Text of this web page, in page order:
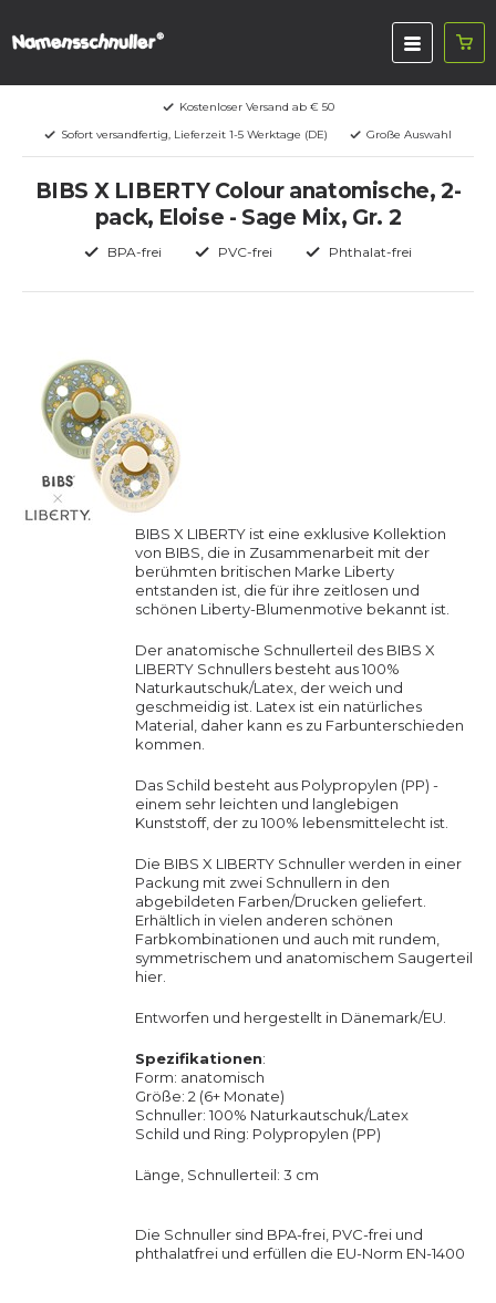
Kostenloser Versand ab € 50
Sofort versandfertig, Lieferzeit 1-5 Werktage (DE)
Große Auswahl
BIBS X LIBERTY Colour anatomische, 2-
pack, Eloise - Sage Mix, Gr. 2
BPA-frei PVC-frei Phthalat-frei
BIBS X LIBERTY ist eine exklusive Kollektion
von BIBS, die in Zusammenarbeit mit der
berühmten britischen Marke Liberty
entstanden ist, die für ihre zeitlosen und
schönen Liberty-Blumenmotive bekannt ist.
Der anatomische Schnullerteil des BIBS X
LIBERTY Schnullers besteht aus 100%
Naturkautschuk/Latex, der weich und
geschmeidig ist. Latex ist ein natürliches
Material, daher kann es zu Farbunterschieden
kommen.
Das Schild besteht aus Polypropylen (PP) -
einem sehr leichten und langlebigen
Kunststoff, der zu 100% lebensmittelecht ist.
Die BIBS X LIBERTY Schnuller werden in einer
Packung mit zwei Schnullern in den
abgebildeten Farben/Drucken geliefert.
Erhältlich in vielen anderen schönen
Farbkombinationen und auch mit rundem,
symmetrischem und anatomischem Saugerteil
hier
Entworfen und hergestellt in Dänemark/EU.
Spezifikationen:
Form: anatomisch
Größe: 2 (6+ Monate)
Schnuller: 100% Naturkautschuk/Latex
Schild und Ring: Polypropylen (PP)
Länge, Schnullerteil: 3 cm
Die Schnuller sind BPA-frei, PVC-frei und
phthalatfrei und erfüllen die EU-Norm EN-1400